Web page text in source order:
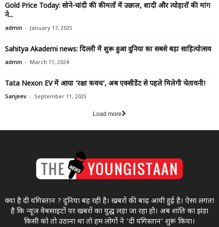
Gold Price Today: सोने-चांदी की कीमतों में उछाल, शादी और त्योहारों की मांग
ने...
admin - January 17, 2025
Sahitya Akademi news: दिल्ली में शुरू हुआ दुनिया का सबसे बड़ा साहित्योत्सव
admin - March 11, 2024
Tata Nexon EV में आया ‘रक्षा कवच’, अब एक्सीडेंट से पहले मिलेगी चेतावनी!
Sanjeev - September 11, 2025
Load more
क्या है दी यंगिस्तान ? दुनिया बह रही है। खबरों की बाढ़ आयी हुई है। ऐसा लगता
है कि न्यूज वेबसाइटों पर खबरों का युद्ध लड़ा जा रहा होे। अब शांति का झंडा
किसी को तो उठाना था ताे हम लोगों ने 'दी यंगिस्तान' शुरू किया।